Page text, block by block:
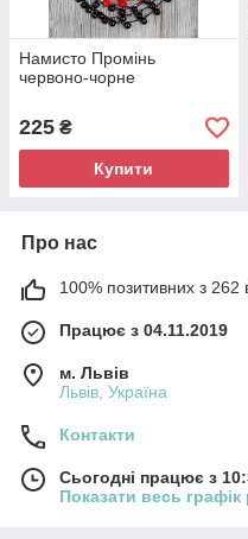
Намисто Промінь
червоно-чорне
225 ₴
Купити
Про нас
100% позитивних з 262
Працює з 04.11.2019
м. Львів
Львів, Україна
Контакти
Сьогодні працює з
Показати весь графік